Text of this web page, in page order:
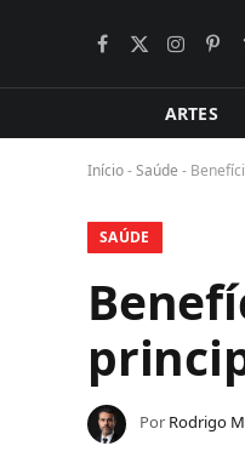
Facebook
X
ARTES
Início-Saúde -
SAÚDE
Por Rodrigo